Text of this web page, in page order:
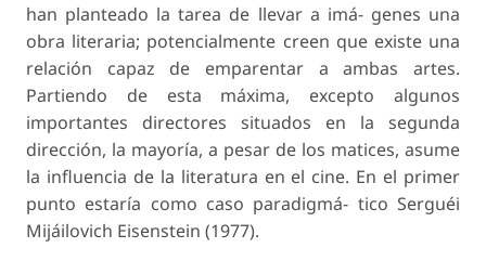
han planteado la tarea de llevar a imá- genes una
obra literaria; potencialmente creen que existe una
relación capaz de emparentar a ambas artes.
Partiendo de esta máxima, excepto algunos
importantes directores situados en la segunda
dirección, la mayoría, a pesar de los matices, asume
la influencia de la literatura en el cine. En el primer
punto estaría como caso paradigmá- tico Serguéi
Mijáilovich Eisenstein (1977).